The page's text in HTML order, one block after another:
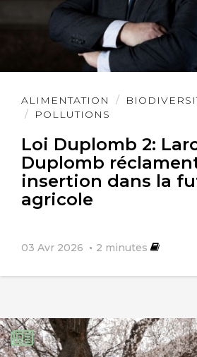
ALIMENTATION
POLLUTIONS
Loi Duplomb 2:
Duplomb
insertion dans la
agricole
03 Avr 2026 2 minutes
Lire
l'article